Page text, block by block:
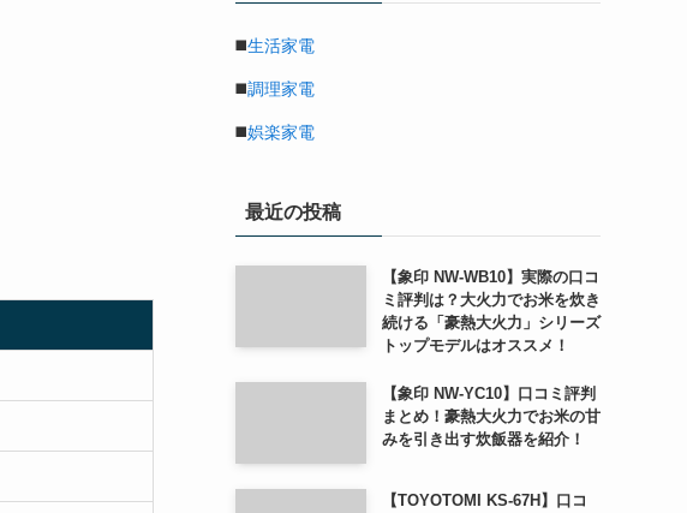
◼️生活家電
◼️調理家電
◼️娯楽家電
最近の投稿
【象印 NW-WB10】実際の口コ
ミ評判は？大火力でお米を炊き
続ける「豪熱大火力」シリーズ
トップモデルはオススメ！
【象印 NW-YC10】口コミ評判
まとめ！豪熱大火力でお米の甘
みを引き出す炊飯器を紹介！
【TOYOTOMI KS-67H】口コ